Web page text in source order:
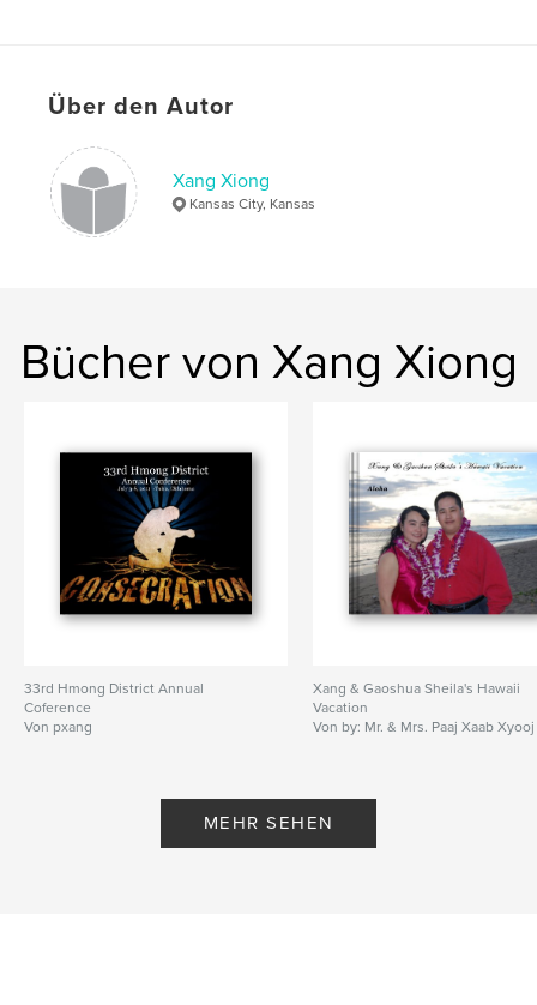
Über den Autor
Xang Xiong
Kansas City, Kansas
Bücher von Xang Xiong
33rd Hmong District Annual
Coference
Von pxang
Xang & Gaoshua Sheila's Hawaii
Vacation
Von by: Mr. & Mrs. Paaj Xaab Xyooj
MEHR SEHEN